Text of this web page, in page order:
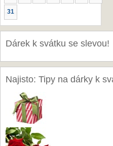
31
Dárek k svátku se slevou!
Najisto: Tipy na dárky k